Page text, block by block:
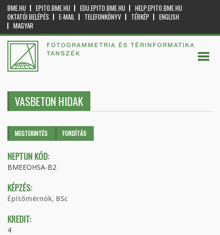
BME.HU EPITO.BME.HU EDU.EPITO.BME.HU
HELP.EPITO.BME.HU
OKTATÓI BELÉPÉS
E-MAIL TELEFONKÖNYV TÉRKÉP
ENGLISH
MAGYAR
FOTOGRAMMETRIA ÉS TÉRINFORMATIKA
TANSZÉK
VASBETON HIDAK
Elsődleges fülek
MEGTEKINTÉS (AKTÍVFORDÍTÁS
NEPTUN KÓD:
BMEEOHSA-B2
KÉPZÉS:
Építőmérnök, BSc
KREDIT:
4